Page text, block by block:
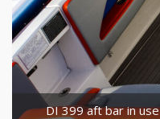
DI 399 aft bar in use